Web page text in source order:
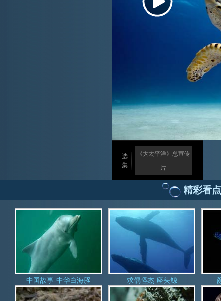
选
集
《大太平洋》总宣传
片
精彩看
中国故事-中华白海豚 求偶怪杰 座头鲸